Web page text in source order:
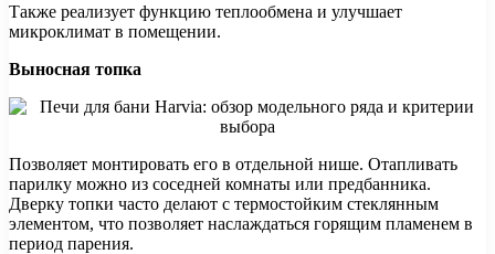
Также реализует функцию теплообмена и улучшает
микроклимат в помещении.
Выносная топка
Позволяет монтировать его в отдельной нише. Отапливать
парилку можно из соседней комнаты или предбанника.
Дверку топки часто делают с термостойким стеклянным
элементом, что позволяет наслаждаться горящим пламенем в
период парения.